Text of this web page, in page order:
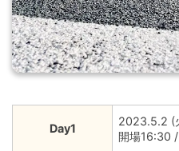
Day1
2023.5.2 (
開場16:30